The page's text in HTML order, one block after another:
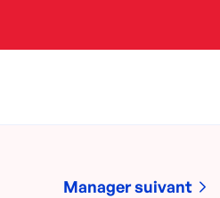
Manager suivant